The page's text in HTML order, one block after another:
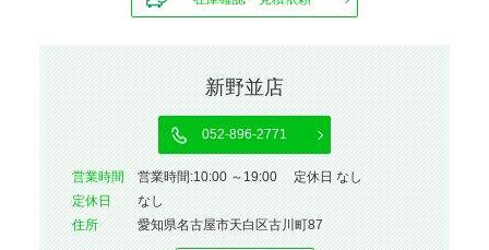
新野並店
052-896-2771
営業時間
営業時間:10:00 ～19:00 定休日 なし
定休⽇
なし
住所
愛知県名古屋市天白区古川町87